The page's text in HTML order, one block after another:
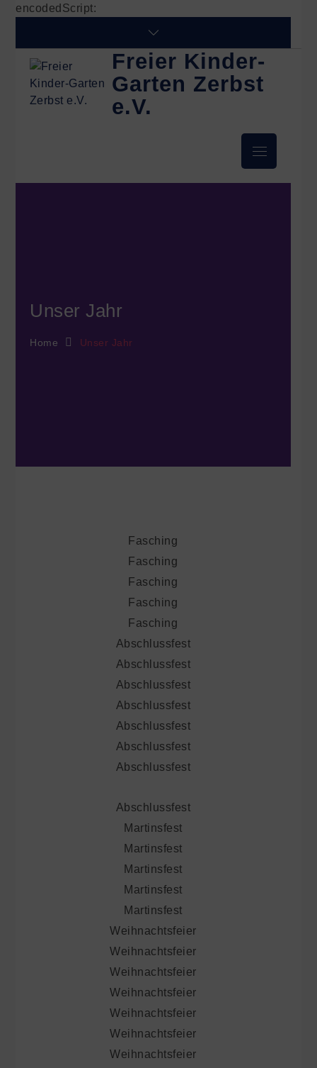
encodedScript:
Freier Kinder-
Garten Zerbst
e.V.
Unser Jahr
Home Unser Jahr
Fasching
Fasching
Fasching
Fasching
Fasching
Abschlussfest
Abschlussfest
Abschlussfest
Abschlussfest
Abschlussfest
Abschlussfest
Abschlussfest
Abschlussfest
Martinsfest
Martinsfest
Martinsfest
Martinsfest
Martinsfest
Weihnachtsfeier
Weihnachtsfeier
Weihnachtsfeier
Weihnachtsfeier
Weihnachtsfeier
Weihnachtsfeier
Weihnachtsfeier